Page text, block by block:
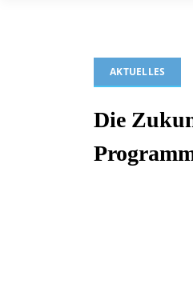
AKTUELLES
Die